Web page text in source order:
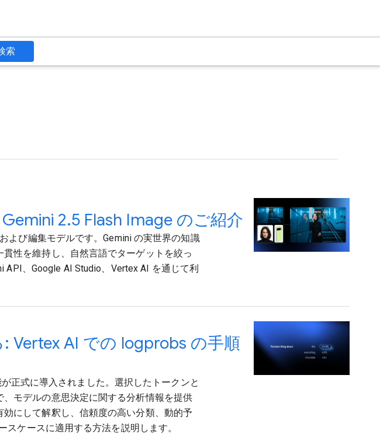
索
2.5 Flash Image のご紹介
よび編集モデルです。Gemini の実世界の知識
性を維持し、自然言語でターゲットを絞っ
API、Google AI Studio、Vertex AI を通じて利
Vertex AI での logprobs の手順
正式に導入されました。選択したトークンと
モデルの意思決定に関する分析情報を提供
にして解釈し、信頼度の高い分類、動的予
スケースに適用する方法を説明します。